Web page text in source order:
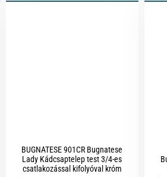
BUGNATESE 901CR Bugnatese
Lady Kádcsaptelep test 3/4-es
csatlakozással kifolyóval króm